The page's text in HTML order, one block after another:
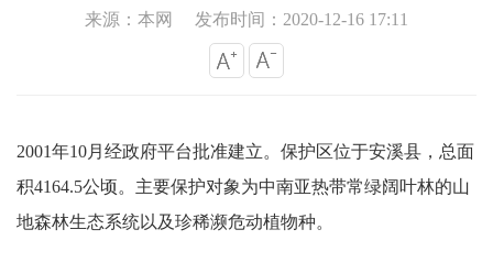
来源：本网 发布时间：2020-12-16 17:11
2001年10月经政府平台批准建立。保护区位于安溪县，总面
积4164.5公顷。主要保护对象为中南亚热带常绿阔叶林的山
地森林生态系统以及珍稀濒危动植物种。